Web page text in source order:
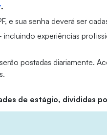
.
e sua senha deverá ser
experiências
postadas diariamente.
de estágio, divididas